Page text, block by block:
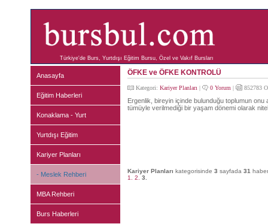
Türkiye'de Burs, Yurtdışı Eğitim Bursu, Özel ve Vakıf Bursları
Anasayfa
Eğitim Haberleri
Konaklama - Yurt
Yurtdışı Eğitim
Kariyer Planları
- Meslek Rehberi
MBA Rehberi
Burs Haberleri
ÖFKE ve ÖFKE KONTROLÜ
Kategori: Kariyer Planları | 0 Yorum | 852783
Ergenlik, bireyin içinde bulunduğu toplumun onu
tümüyle verilmediği bir yaşam dönemi olarak
Kariyer Planları kategorisinde 3 sayfada 31
1.
2. 3.